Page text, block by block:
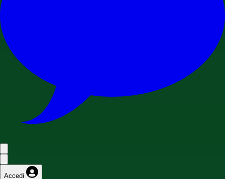
Accedi